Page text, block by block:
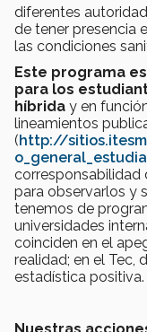
diferentes
de tener presencia
las condiciones
Este programa es
para los
híbrida y en
lineamientos
(http://
corresponsabilidad
para observarlos y
tenemos de
universidades
coinciden en el
realidad; en el Tec,
estadística positiva.